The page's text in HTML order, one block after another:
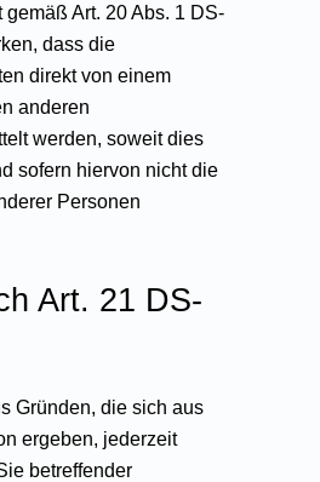
Art. 20 Abs. 1 DS-
dass die
direkt von einem
anderen
werden, soweit dies
sofern hiervon nicht die
Personen
Art. 21 DS-
Gründen, die sich aus
ergeben, jederzeit
betreffender